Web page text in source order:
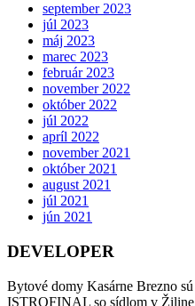
september 2023
júl 2023
máj 2023
marec 2023
február 2023
november 2022
október 2022
júl 2022
apríl 2022
november 2021
október 2021
august 2021
júl 2021
jún 2021
DEVELOPER
Bytové domy Kasárne Brezno
ISTROFINAL so sídlom v